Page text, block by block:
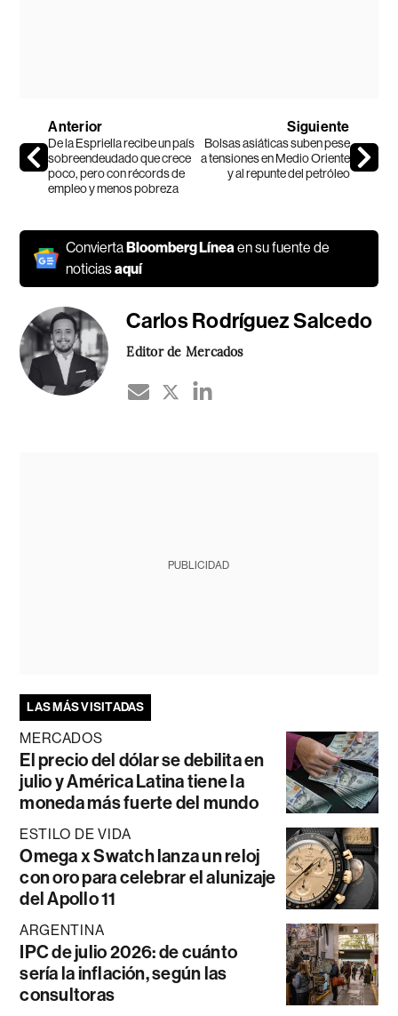
Anterior
De la Espriella recibe un país
sobreendeudado que crece
poco, pero con récords de
empleo y menos pobreza
Siguiente
Bolsas asiáticas suben pese
a tensiones en Medio Oriente
y al repunte del petróleo
ConviertaBloomberg Línea en su fuente de
noticiasaquí
Carlos Rodríguez Salcedo
Editor de Mercados
PUBLICIDAD
LAS MÁS VISITADAS
MERCADOS
El precio del dólar se debilita en
julio y América Latina tiene la
moneda más fuerte del mundo
ESTILO DE VIDA
Omega x Swatch lanza un reloj
con oro para celebrar el alunizaje
del Apollo 11
ARGENTINA
IPC de julio 2026: de cuánto
sería la inflación, según las
consultoras